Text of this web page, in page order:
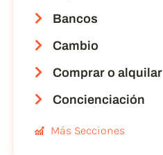
Bancos
Cambio
Comprar o alquilar
Concienciación
Más Secciones